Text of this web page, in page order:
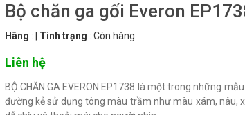
Bộ chăn ga gối Everon
Hãng : Tình trạng : Còn hàng
Liên hệ
BỘ CHĂN GA EVERON EP1738 là một trong những
đường kẻ sử dụng tông màu trầm như màu xám, nâu,